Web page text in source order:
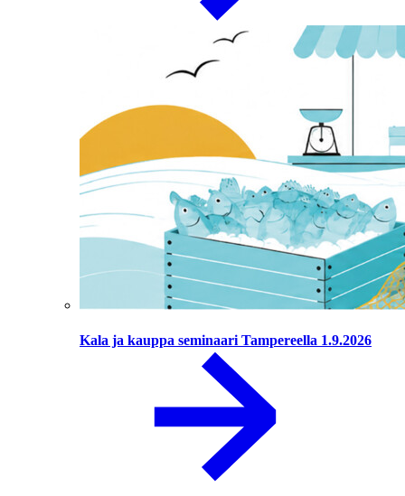
Kala ja kauppa seminaari Tampereella 1.9.2026